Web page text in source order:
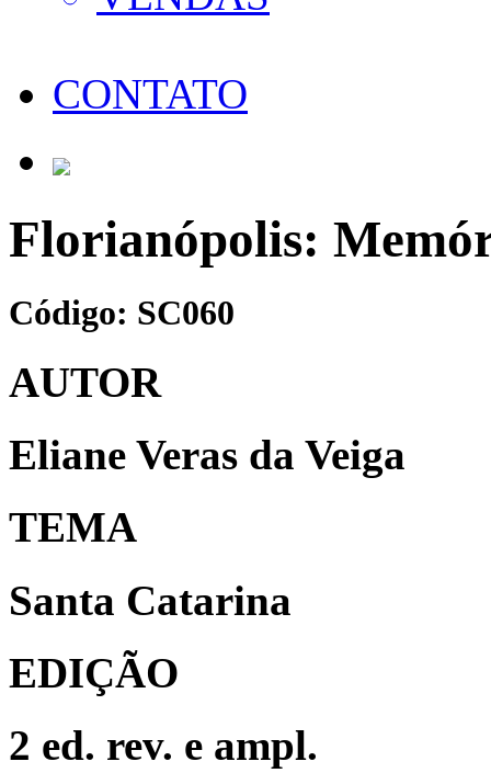
CONTATO
Florianópolis:
Código: SC060
AUTOR
Eliane Veras da Veiga
TEMA
Santa Catarina
EDIÇÃO
2 ed. rev. e ampl.